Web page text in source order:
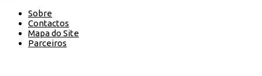
Sobre
Contactos
Mapa do Site
Parceiros